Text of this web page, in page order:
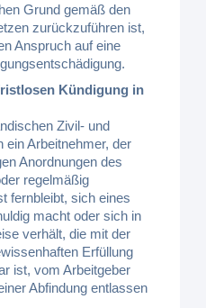
Grund gemäß den
zurückzuführen ist,
Anspruch auf eine
Kündigung in
Zivil- und
ein Arbeitnehmer, der
Anordnungen des
regelmäßig
fernbleibt, sich eines
macht oder sich in
verhält, die mit der
Erfüllung
ist, vom Arbeitgeber
Abfindung entlassen